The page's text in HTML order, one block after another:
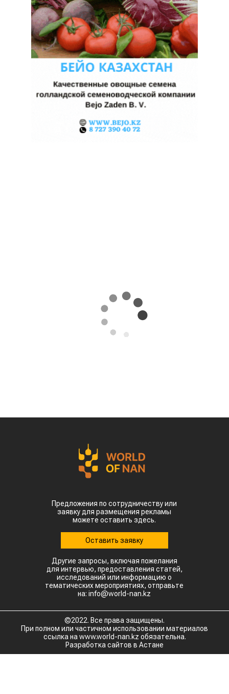
Предложения по сотрудничеству или
заявку для размещения рекламы
можете оставить здесь.
Оставить заявку
Другие запросы, включая пожелания
для интервью, предоставления статей,
исследований или информацию о
тематических мероприятиях, отправьте
на: info@world-nan.kz
©2022. Все права защищены.
При полном или частичном использовании материалов
ссылка на www.world-nan.kz обязательна.
Разработка сайтов в Астане